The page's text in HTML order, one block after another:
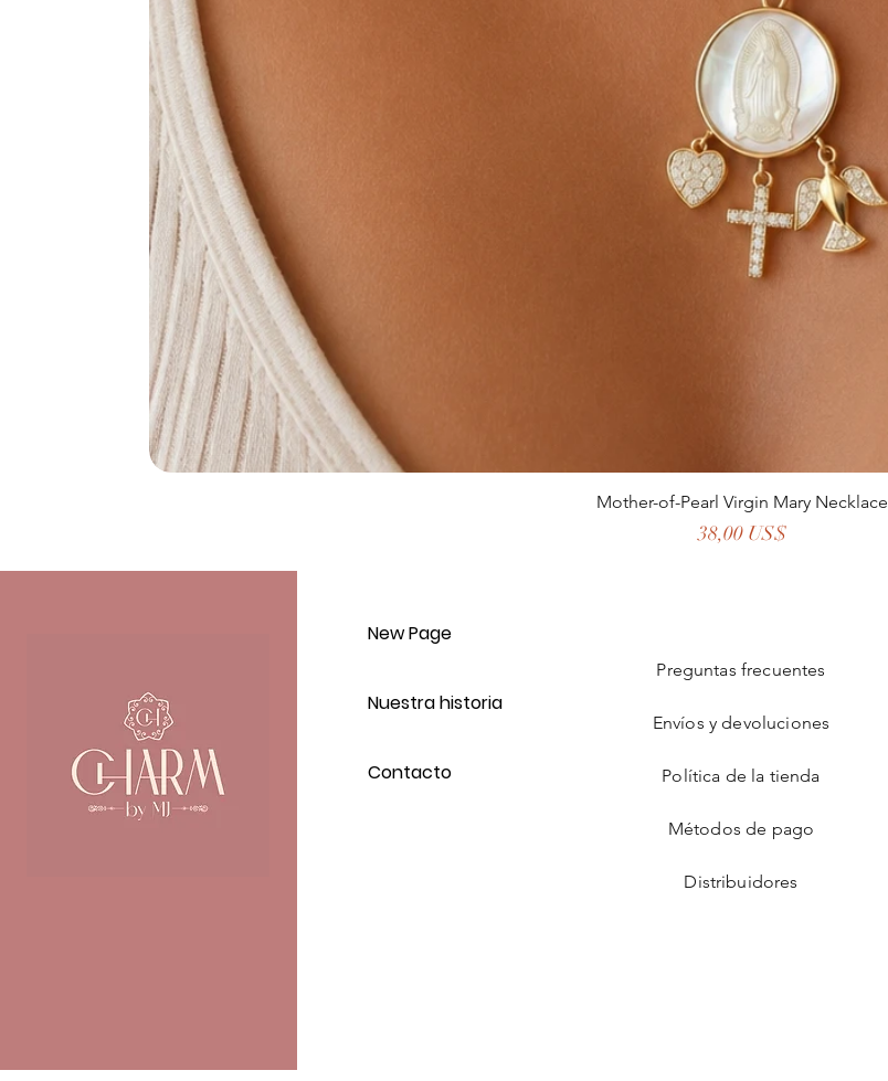
Mother-of-Pearl Virgin Mary Necklace
Precio
38,00 US$
New Page
Nuestra historia
Contacto
Preguntas frecuentes
Envíos y devoluciones
Política de la tienda
Métodos de pago
Distribuidores